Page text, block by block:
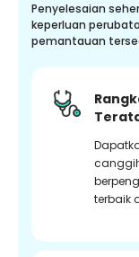
Penyelesaian
keperluan
pemantauan
terbaik